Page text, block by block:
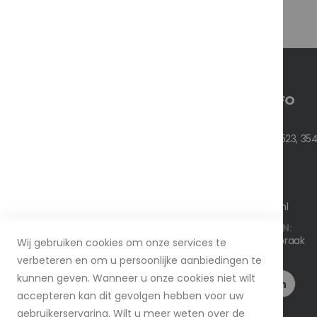
CONTACT INFO
Nedereindseweg 523,
info@bnoservice.nl
WERKDAGEN/UREN:
Ma - Vrij / Op afspraak
Wij gebruiken cookies om onze services te
verbeteren en om u persoonlijke aanbiedingen te
kunnen geven. Wanneer u onze cookies niet wilt
accepteren kan dit gevolgen hebben voor uw
gebruikerservaring. Wilt u meer weten over de